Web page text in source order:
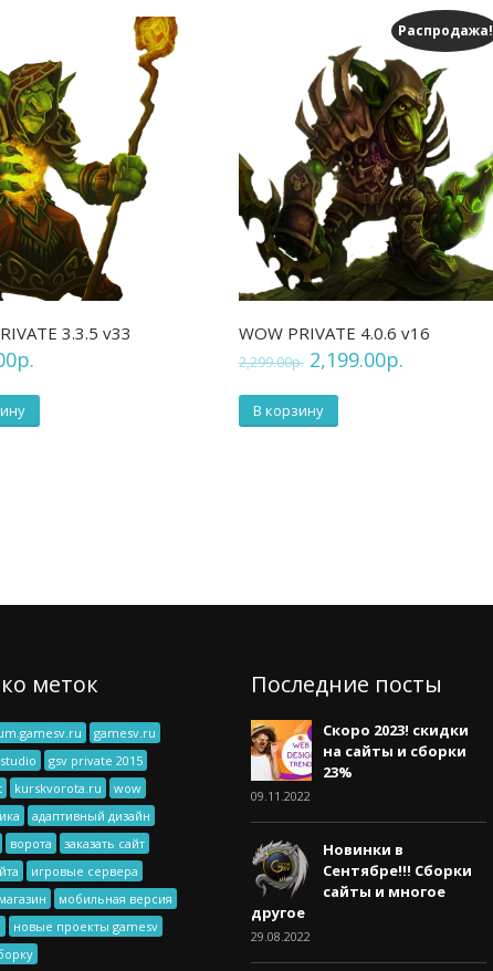
3.3.5 v33
р.
Распродажа!
WOW PRIVATE 4.0.6 v16
2,299.00р. 2,199.00р.
В корзину
меток
gamesv.ru
gsv private 2015
kurskvorota.ru
wow
адаптивный дизайн
ворота
заказать сайт
игровые сервера
магазин
мобильная версия
новые проекты gamesv
Последние посты
Скоро 2023! скидки
на сайты и сборки
23%
09.11.2022
Новинки в
Сентябре!!! Сборки
сайты и многое
другое
29.08.2022